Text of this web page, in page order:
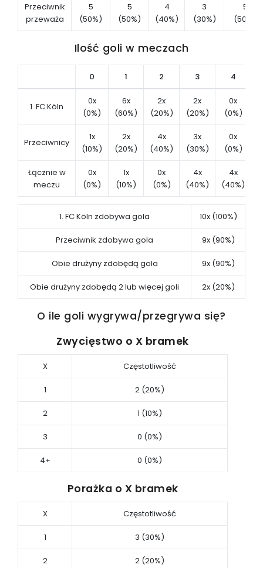
Przeciwnik
przeważa
5
(50%)
5
(50%)
4
(40%)
3
(30%)
5
(50%)
Ilość goli w meczach
0 1 2 3 4
1. FC Köln
0x
(0%)
6x
(60%)
2x
(20%)
2x
(20%)
0x
(0%)
Przeciwnicy
1x
(10%)
2x
(20%)
4x
(40%)
3x
(30%)
0x
(0%)
Łącznie w
meczu
0x
(0%)
1x
(10%)
0x
(0%)
4x
(40%)
4x
(40%)
1. FC Köln zdobywa gola 10x (100%)
Przeciwnik zdobywa gola 9x (90%)
Obie drużyny zdobędą gola 9x (90%)
Obie drużyny zdobędą 2 lub więcej goli 2x (20%)
O ile goli wygrywa/przegrywa się?
Zwycięstwo o X bramek
X Częstotliwość
1 2 (20%)
2 1 (10%)
3 0 (0%)
4+ 0 (0%)
Porażka o X bramek
X Częstotliwość
1 3 (30%)
2 2 (20%)